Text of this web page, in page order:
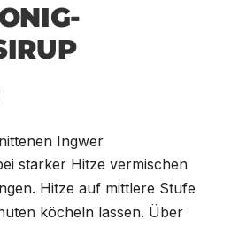
Ingwer
starker Hitze vermischen
Hitze auf mittlere Stufe
köcheln lassen. Über